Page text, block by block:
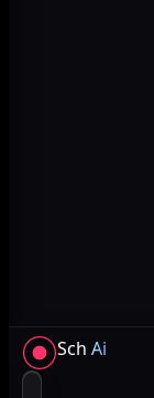
Sch Ai